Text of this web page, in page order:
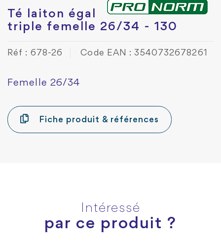
Té laiton égal
triple femelle 26/34 - 130
Réf : 678-26 Code EAN : 3540732678261
Femelle 26/34
Fiche produit & références
Intéressé
par ce produit ?